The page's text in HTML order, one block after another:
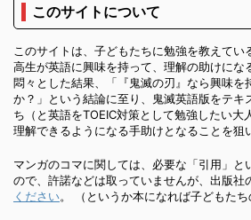
このサイトについて
このサイトは、子どもたちに勉強を教えてい
高生が英語に興味を持って、理解の助けにな
悶々とした結果、「『鬼滅の刃』なら興味を
か？」という結論に至り、鬼滅英語版をテキ
ち（と英語をTOEIC対策として勉強したい大
理解できるようになる手助けとなることを狙
マンガのコマに関しては、必要な「引用」と
ので、許諾などは取っていませんが、出版社
ください。 （というか本になれば子どもたち